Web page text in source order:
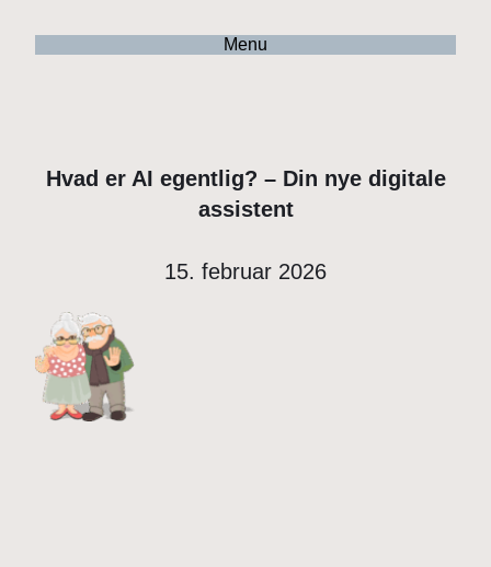
Menu
Hvad er AI egentlig? – Din nye digitale
assistent
15. februar 2026